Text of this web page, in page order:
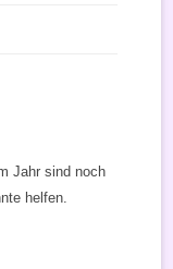
Jahr sind noch
helfen.